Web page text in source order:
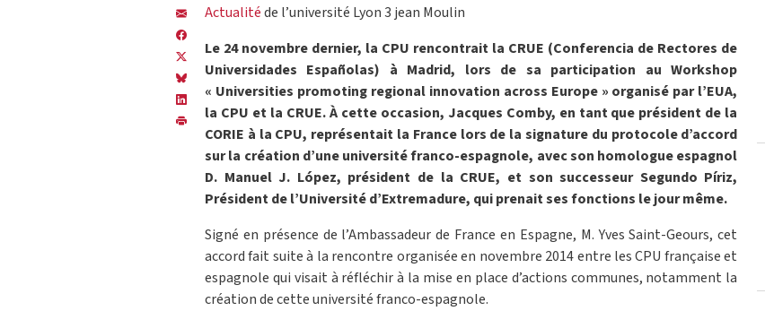
Actualitéde l’université Lyon 3 jean Moulin
Le 24 novembre dernier, la CPU rencontrait la CRUE (Conferencia de Rectores de
Universidades Españolas) à Madrid, lors de sa participation au Workshop
« Universities promoting regional innovation across Europe » organisé par l’EUA,
la CPU et la CRUE. À cette occasion, Jacques Comby, en tant que président de la
CORIE à la CPU, représentait la France lors de la signature du protocole d’accord
sur la création d’une université franco-espagnole, avec son homologue espagnol
D. Manuel J. López, président de la CRUE, et son successeur Segundo Píriz,
Président de l’Université d’Extremadure, qui prenait ses fonctions le jour même.
Signé en présence de l’Ambassadeur de France en Espagne, M. Yves Saint-Geours, cet
accord fait suite à la rencontre organisée en novembre 2014 entre les CPU française et
espagnole qui visait à réfléchir à la mise en place d’actions communes, notamment la
création de cette université franco-espagnole.